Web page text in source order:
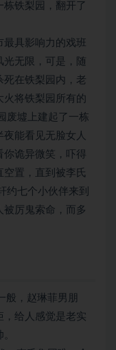
铁梨园，翻开了
最具影响力的戏班
无限，可是，随
死在铁梨园内，老
将铁梨园所有的
废墟上建起了一栋
能看见无脸女人
诡异微笑，吓得
置，直到被李氏
约七个小伙伴来到
被厉鬼索命，而多
般，赵琳菲男朋
，给人感觉是老实